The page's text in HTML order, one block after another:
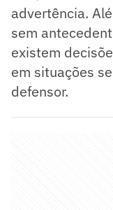
advertência.
sem
existem
em situações
defensor.